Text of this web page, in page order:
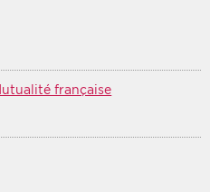
française